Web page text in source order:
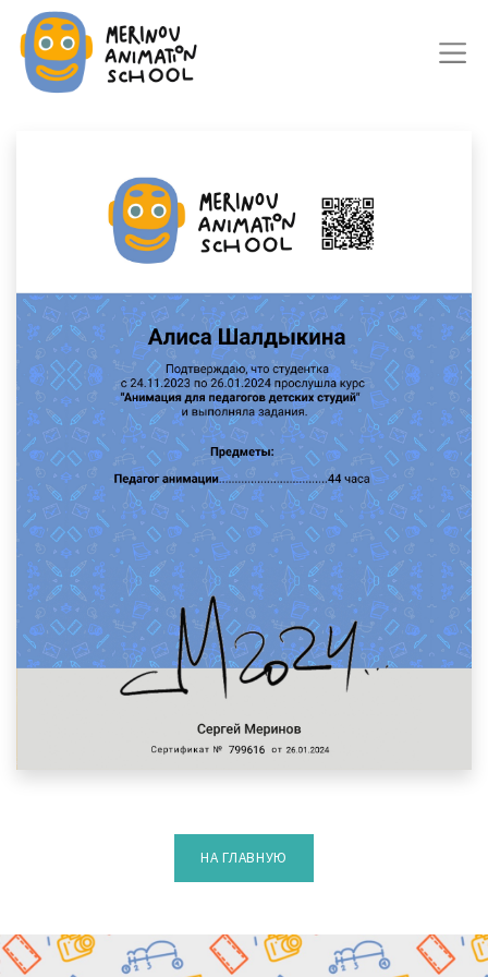
НА ГЛАВНУЮ